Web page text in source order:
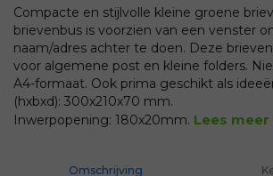
Compacte en stijlvolle kleine groene
brievenbus is voorzien van een venster
naam/adres achter te doen. Deze
voor algemene post en kleine folders.
A4-formaat. Ook prima geschikt als
(hxbxd): 300x210x70 mm.
Inwerpopening: 180x20mm. Lees meer
Omschrijving